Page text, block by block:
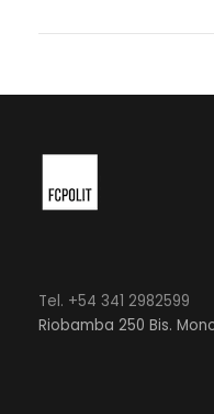
Tel. +54 341 2982599
Riobamba 250 Bis.